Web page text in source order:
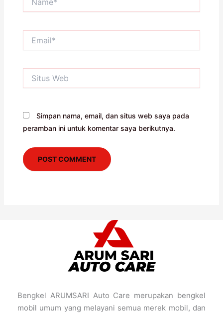
Web
Simpan nama, email, dan situs web saya pada
peramban ini untuk komentar saya berikutnya.
Bengkel ARUMSARI Auto Care merupakan bengkel
mobil umum yang melayani semua merek mobil, dan